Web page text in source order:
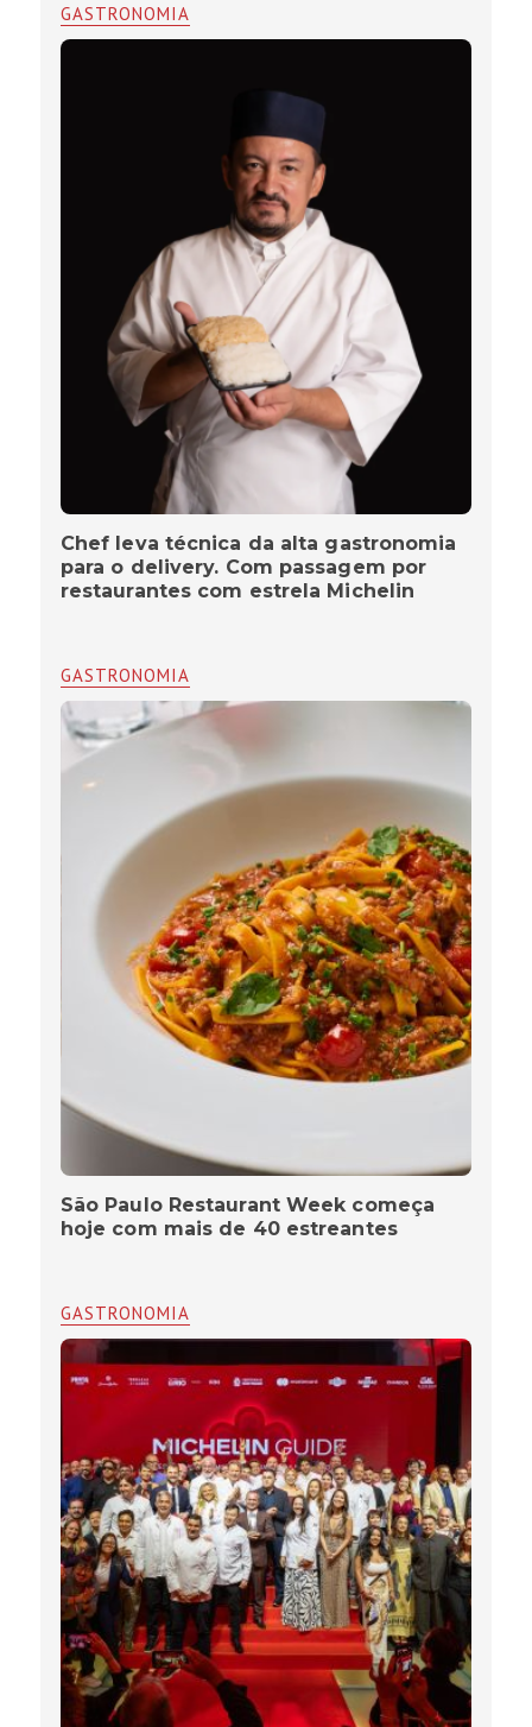
GASTRONOMIA
Chef leva técnica da alta gastronomia
para o delivery. Com passagem por
restaurantes com estrela Michelin
GASTRONOMIA
São Paulo Restaurant Week começa
hoje com mais de 40 estreantes
GASTRONOMIA